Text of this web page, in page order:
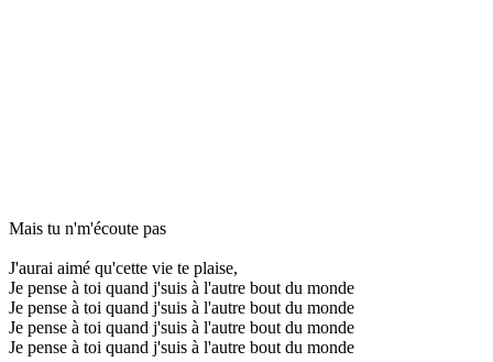
Mais tu n'm'écoute pas
J'aurai aimé qu'cette vie te plaise,
Je pense à toi quand j'suis à l'autre bout du monde
Je pense à toi quand j'suis à l'autre bout du monde
Je pense à toi quand j'suis à l'autre bout du monde
Je pense à toi quand j'suis à l'autre bout du monde